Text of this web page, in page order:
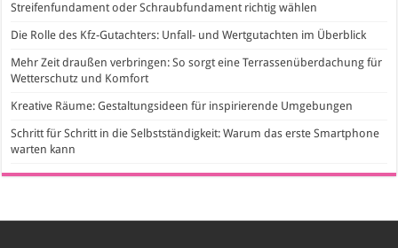
Streifenfundament oder Schraubfundament richtig wählen
Die Rolle des Kfz-Gutachters: Unfall- und Wertgutachten im Überblick
Mehr Zeit draußen verbringen: So sorgt eine Terrassenüberdachung für
Wetterschutz und Komfort
Kreative Räume: Gestaltungsideen für inspirierende Umgebungen
Schritt für Schritt in die Selbstständigkeit: Warum das erste Smartphone
warten kann